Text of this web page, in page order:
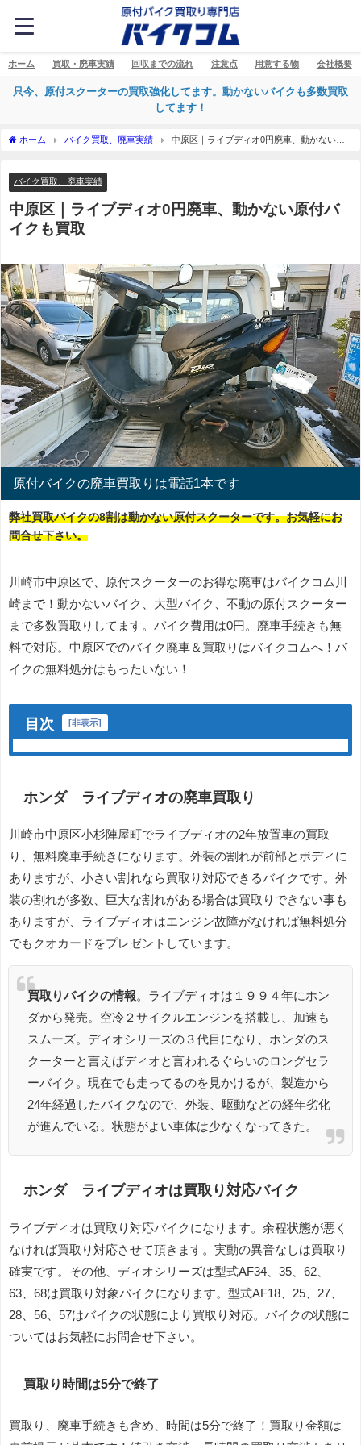
ホーム 買取・廃車実績 回収までの流れ 注意点 用意する物 会社概要
只今、原付スクーターの買取強化してます。動かないバイクも多数買取
してます！
ホーム バイク買取、廃車実績
中原区｜ライブディオ0円廃車、動かない原
バイク買取、廃車実績
中原区｜ライブディオ0円廃車、動かない原付バ
イクも買取
原付バイクの廃車買取りは電話1本です
弊社買取バイクの8割は動かない原付スクーターです。お気軽にお
問合せ下さい。
川崎市中原区で、原付スクーターのお得な廃車はバイクコム川
崎まで！動かないバイク、大型バイク、不動の原付スクーター
まで多数買取りしてます。バイク費用は0円。廃車手続きも無
料で対応。中原区でのバイク廃車＆買取りはバイクコムへ！バ
イクの無料処分はもったいない！
目次 [非表示]
ホンダ ライブディオの廃車買取り
川崎市中原区小杉陣屋町でライブディオの2年放置車の買取
り、無料廃車手続きになります。外装の割れが前部とボディに
ありますが、小さい割れなら買取り対応できるバイクです。外
装の割れが多数、巨大な割れがある場合は買取りできない事も
ありますが、ライブディオはエンジン故障がなければ無料処分
でもクオカードをプレゼントしています。
買取りバイクの情報 。ライブディオは１９９４年にホン
ダから発売。空冷２サイクルエンジンを搭載し、加速も
スムーズ。ディオシリーズの３代目になり、ホンダのス
クーターと言えばディオと言われるぐらいのロングセラ
ーバイク。現在でも走ってるのを見かけるが、製造から
24年経過したバイクなので、外装、駆動などの経年劣化
が進んでいる。状態がよい車体は少なくなってきた。
ホンダ ライブディオは買取り対応バイク
ライブディオは買取り対応バイクになります。余程状態が悪く
なければ買取り対応させて頂きます。実動の異音なしは買取り
確実です。その他、ディオシリーズは型式AF34、35、62、
63、68は買取り対象バイクになります。型式AF18、25、27、
28、56、57はバイクの状態により買取り対応。バイクの状態に
ついてはお気軽にお問合せ下さい。
買取り時間は5分で終了
買取り、廃車手続きも含め、時間は5分で終了！買取り金額は